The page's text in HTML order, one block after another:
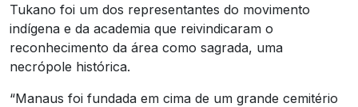
Tukano foi um dos representantes do movimento
indígena e da academia que reivindicaram o
reconhecimento da área como sagrada, uma
necrópole histórica.
“Manaus foi fundada em cima de um grande cemitério